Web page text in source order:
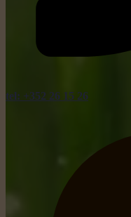
tel: +352 26 15 26